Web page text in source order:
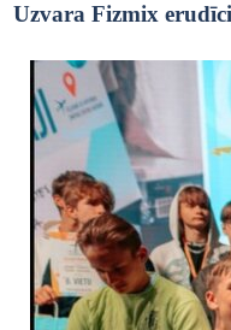
Uzvara Fizmix